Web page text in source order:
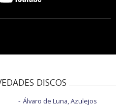
DISCOS
Álvaro de Luna, Azulejos